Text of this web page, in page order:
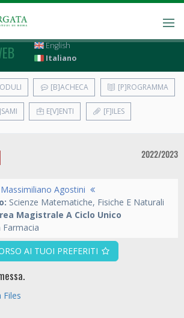
English
Italiano
[B]ACHECA [P]ROGRAMMA
E[V]ENTI [F]ILES
2022/2023
Massimiliano Agostini
Scienze Matematiche, Fisiche E Naturali
Magistrale A Ciclo Unico
Farmacia
AI TUOI PREFERITI
Files